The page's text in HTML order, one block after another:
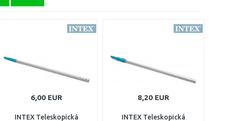
6,00 EUR
INTEX Teleskopická
8,20 EUR
INTEX Teleskopická